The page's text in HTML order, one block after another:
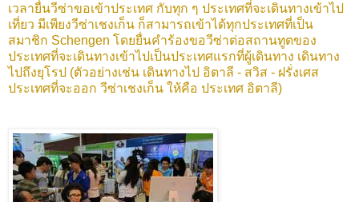
เวลายื่นวีซ่าขอเข้าประเทศ กับทุก ๆ ประเทศที่จะเดินทางเข้าไป
เที่ยว มีเพียงวีซ่าเชงเก็น ก็สามารถเข้าได้ทุกประเทศที่เป็น
สมาชิก Schengen โดยยื่นคำร้องขอวีซ่าต่อสถานทูตของ
ประเทศที่จะเดินทางเข้าไปเป็นประเทศแรกที่ผู้เดินทาง เดินทาง
ไปถึงยุโรป (ตัวอย่างเช่น เดินทางไป อิตาลี - สวิส - ฝรั่งเศส
ประเทศที่จะออก วีซ่าเชงเก็น ให้คือ ประเทศ อิตาลี)